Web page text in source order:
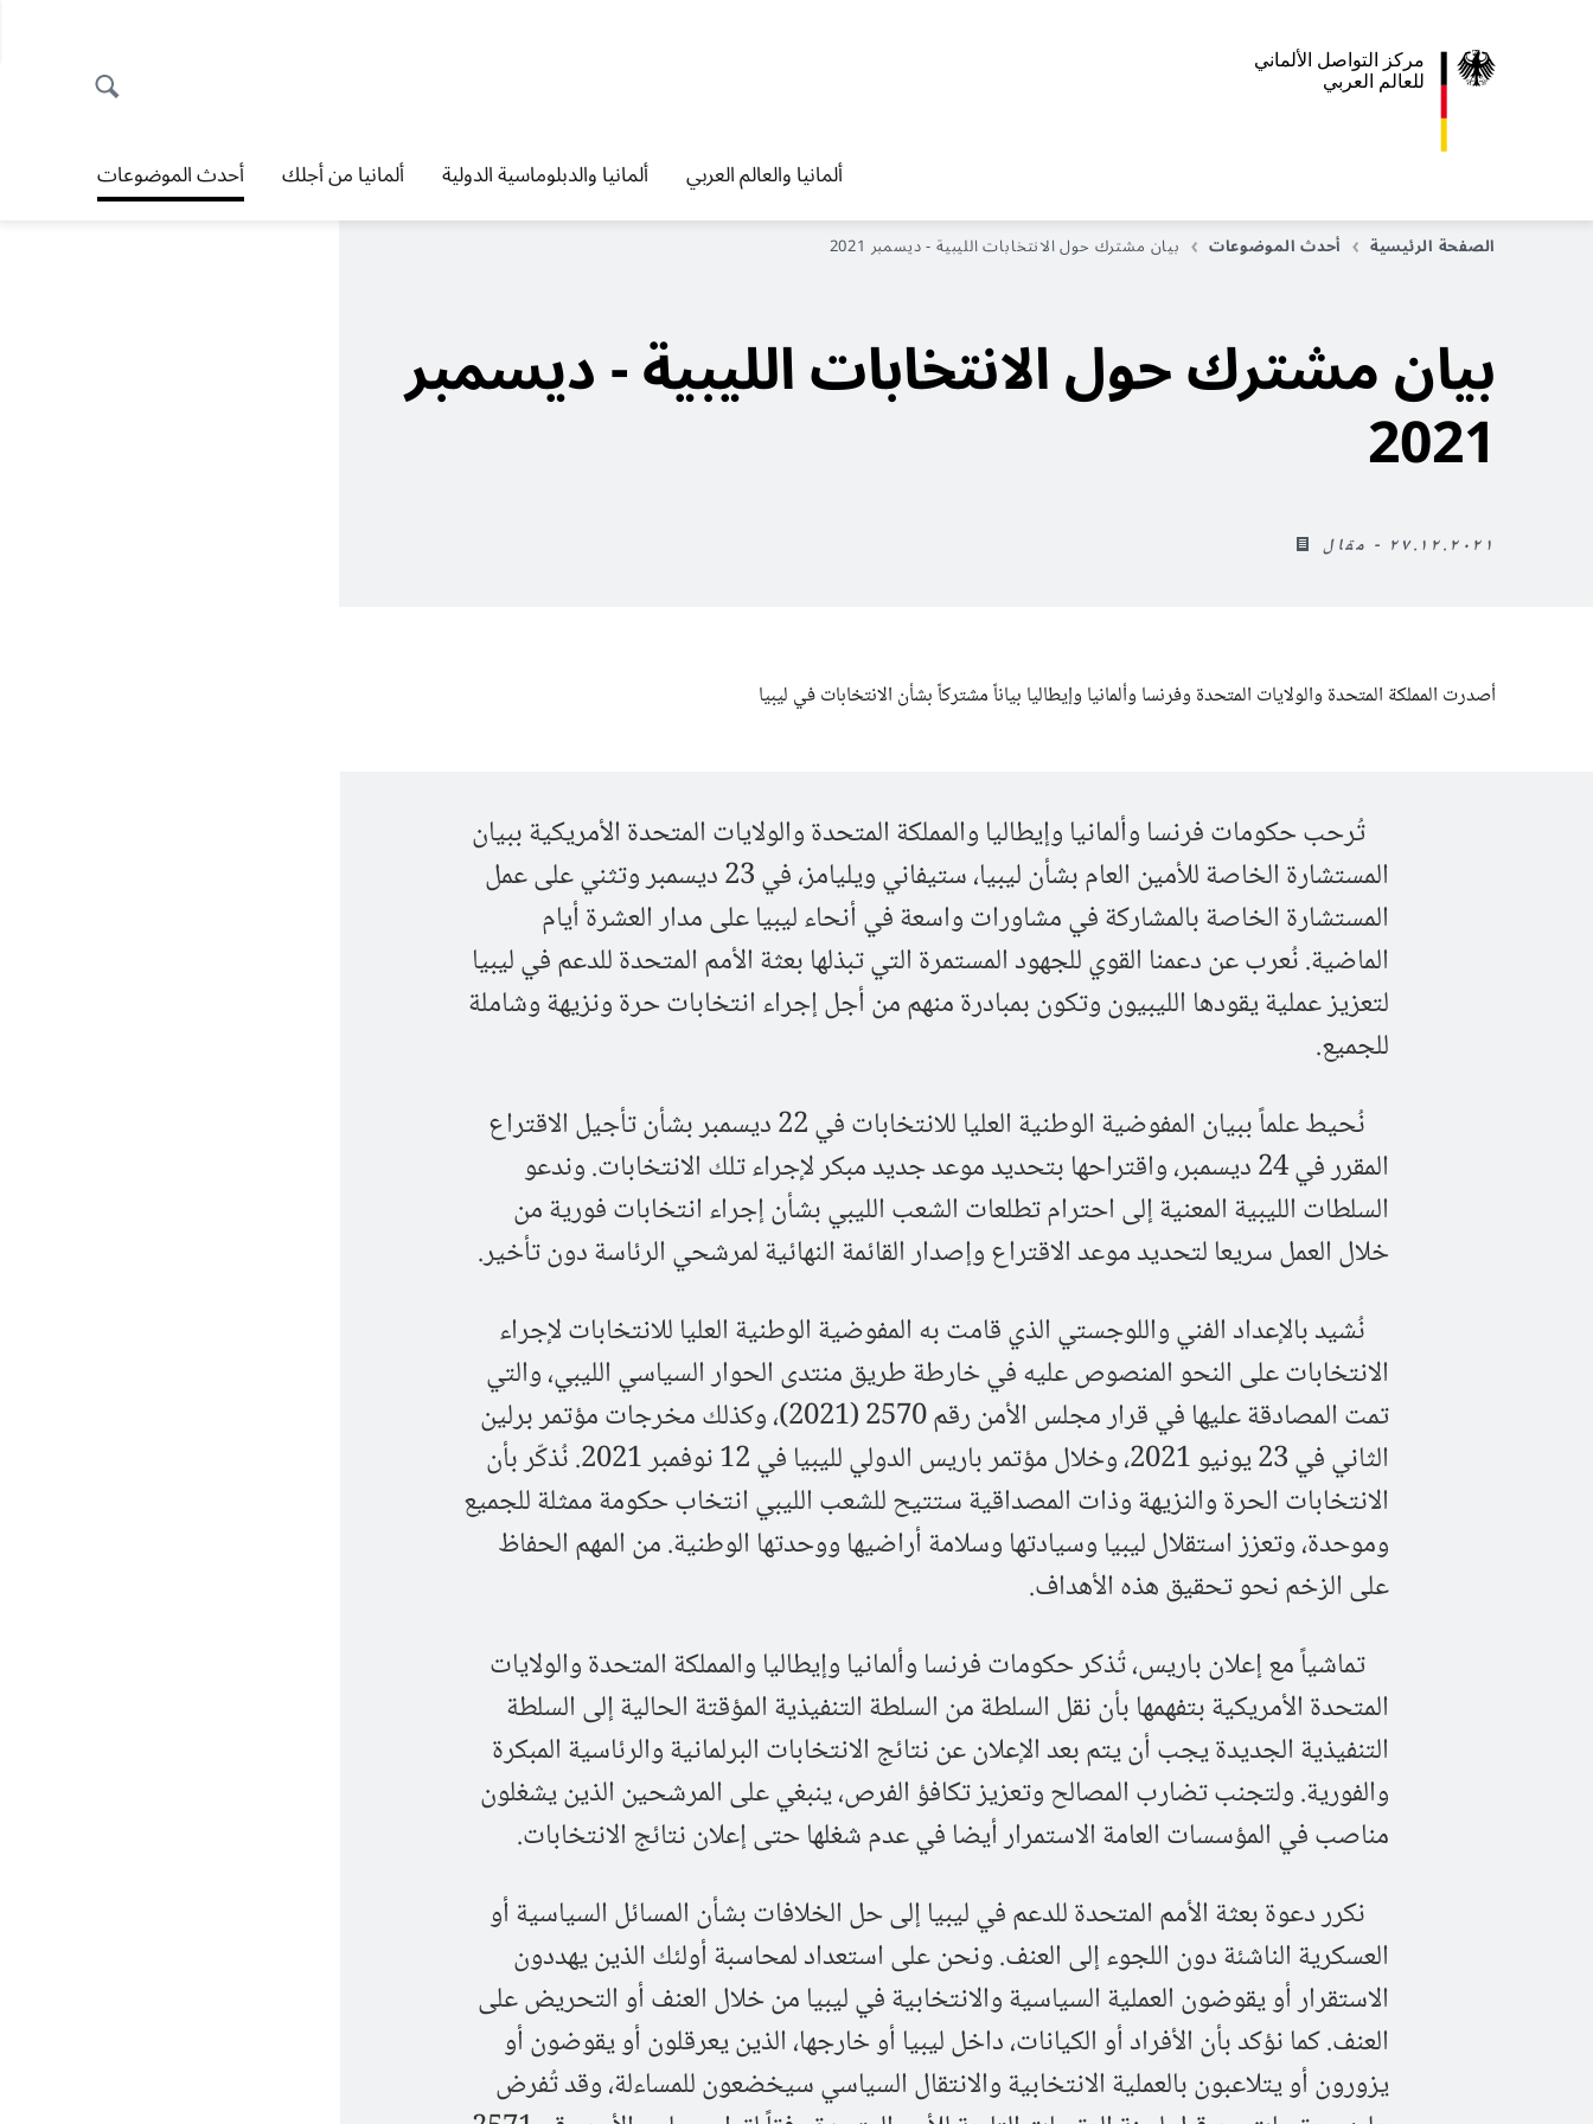
مركز التواصل الألماني
للعالم العربي
ألمانيا والعالم العربي ألمانيا والدبلوماسية الدولية ألمانيا من أجلك أحدث الموضوعات
الصفحة الرئيسية أحدث الموضوعات بيان مشترك حول الانتخابات الليبية - ديسمبر 2021
بيان مشترك حول الانتخابات الليبية - ديسمبر
2021
٢٧.١٢.٢٠٢١ - مقال
أصدرت المملكة المتحدة والولايات المتحدة وفرنسا وألمانيا وإيطاليا بياناً مشتركاً بشأن الانتخابات في ليبيا
تُرحب حكومات فرنسا وألمانيا وإيطاليا والمملكة المتحدة والولايات المتحدة الأمريكية ببيان
المستشارة الخاصة للأمين العام بشأن ليبيا، ستيفاني ويليامز، في 23 ديسمبر وتثني على عمل
المستشارة الخاصة بالمشاركة في مشاورات واسعة في أنحاء ليبيا على مدار العشرة أيام
الماضية. نُعرب عن دعمنا القوي للجهود المستمرة التي تبذلها بعثة الأمم المتحدة للدعم في ليبيا
لتعزيز عملية يقودها الليبيون وتكون بمبادرة منهم من أجل إجراء انتخابات حرة ونزيهة وشاملة
للجميع.
نُحيط علماً ببيان المفوضية الوطنية العليا للانتخابات في 22 ديسمبر بشأن تأجيل الاقتراع
المقرر في 24 ديسمبر، واقتراحها بتحديد موعد جديد مبكر لإجراء تلك الانتخابات. وندعو
السلطات الليبية المعنية إلى احترام تطلعات الشعب الليبي بشأن إجراء انتخابات فورية من
خلال العمل سريعا لتحديد موعد الاقتراع وإصدار القائمة النهائية لمرشحي الرئاسة دون تأخير.
نُشيد بالإعداد الفني واللوجستي الذي قامت به المفوضية الوطنية العليا للانتخابات لإجراء
الانتخابات على النحو المنصوص عليه في خارطة طريق منتدى الحوار السياسي الليبي، والتي
تمت المصادقة عليها في قرار مجلس الأمن رقم 2570 (2021)، وكذلك مخرجات مؤتمر برلين
الثاني في 23 يونيو 2021، وخلال مؤتمر باريس الدولي لليبيا في 12 نوفمبر 2021. نُذكّر بأن
الانتخابات الحرة والنزيهة وذات المصداقية ستتيح للشعب الليبي انتخاب حكومة ممثلة للجميع
وموحدة، وتعزز استقلال ليبيا وسيادتها وسلامة أراضيها ووحدتها الوطنية. من المهم الحفاظ
على الزخم نحو تحقيق هذه الأهداف.
تماشياً مع إعلان باريس، تُذكر حكومات فرنسا وألمانيا وإيطاليا والمملكة المتحدة والولايات
المتحدة الأمريكية بتفهمها بأن نقل السلطة من السلطة التنفيذية المؤقتة الحالية إلى السلطة
التنفيذية الجديدة يجب أن يتم بعد الإعلان عن نتائج الانتخابات البرلمانية والرئاسية المبكرة
والفورية. ولتجنب تضارب المصالح وتعزيز تكافؤ الفرص، ينبغي على المرشحين الذين يشغلون
مناصب في المؤسسات العامة الاستمرار أيضا في عدم شغلها حتى إعلان نتائج الانتخابات.
نكرر دعوة بعثة الأمم المتحدة للدعم في ليبيا إلى حل الخلافات بشأن المسائل السياسية أو
العسكرية الناشئة دون اللجوء إلى العنف. ونحن على استعداد لمحاسبة أولئك الذين يهددون
الاستقرار أو يقوضون العملية السياسية والانتخابية في ليبيا من خلال العنف أو التحريض على
العنف. كما نؤكد بأن الأفراد أو الكيانات، داخل ليبيا أو خارجها، الذين يعرقلون أو يقوضون أو
يزورون أو يتلاعبون بالعملية الانتخابية والانتقال السياسي سيخضعون للمساءلة، وقد تُفرض